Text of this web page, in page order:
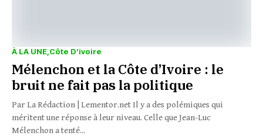
À LA UNE Côte D’ivoire
Mélenchon et la Côte d’Ivoire : le
bruit ne fait pas la politique
Par La Rédaction | Lementor.net Il y a des polémiques qui
méritent une réponse à leur niveau. Celle que Jean-Luc
Mélenchon a tenté...